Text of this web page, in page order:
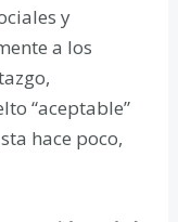
y
a los
“aceptable”
hace poco,